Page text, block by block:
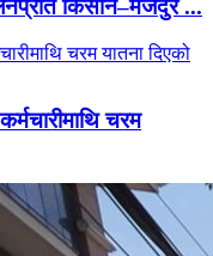
किसान–मजदुर ...
चरम